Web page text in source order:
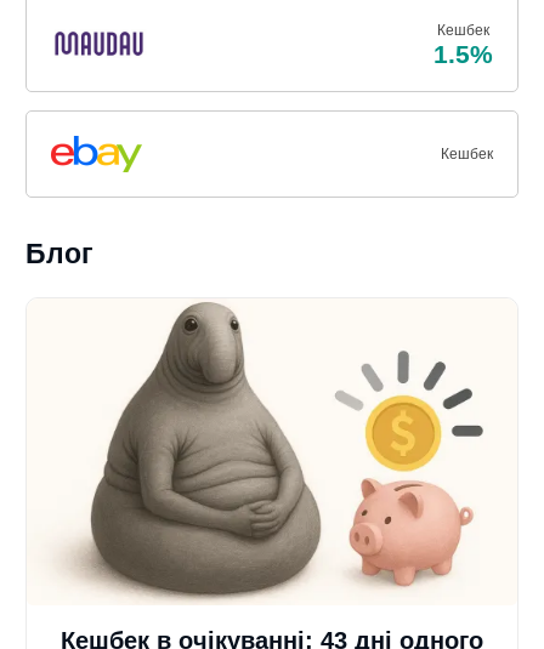
Кешбек
1.5%
Кешбек
Блог
Кешбек в очікуванні: 43 дні одного